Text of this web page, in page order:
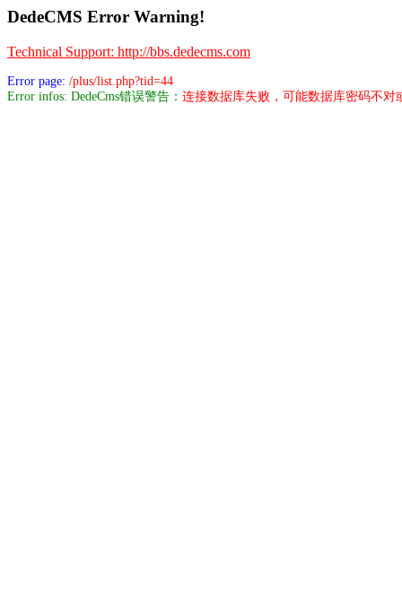
DedeCMS Error Warning!
Technical Support: http://bbs.dedecms.com
Error page: /plus/list.php?tid=44
Error infos: DedeCms错误警告： 连接数据库失败，可能数据库密码不对